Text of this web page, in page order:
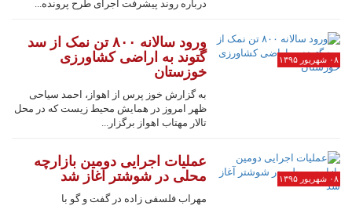
درباره روند پیشرفت اجرای طرح پرونده...
۰۸ شهریور ۱۳۹۵
ورود سالانه ۸۰۰ تن نمک از سد
گتوند به اراضی کشاورزی
خوزستان
به گزارش خوز پرس از اهواز، احمد سیاحی
ظهر امروز در همایش محیط زیست که در محل
تالار مهتاب اهواز برگزار...
۰۸ شهریور ۱۳۹۵
عملیات اجرایی دومین بازارچه
محلی در شوشتر آغاز شد
مهراب فلسفی زاده در گفت و گو با